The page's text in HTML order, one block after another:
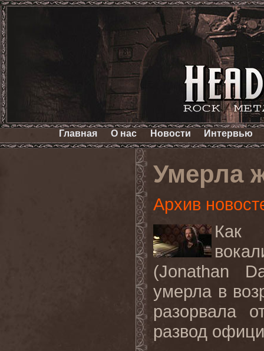
Главная О нас Новости Интервью
Умерла
Архив
Как
(Jonathan
умерла в
разорвала
развод